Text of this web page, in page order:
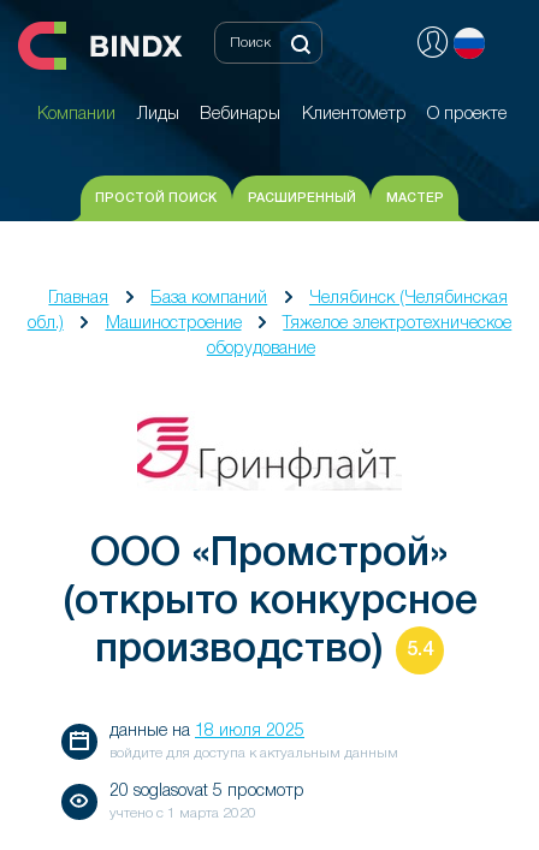
Компании Лиды Вебинары Клиентометр О проекте
Компании Лиды Вебинары Клиентометр О проекте
ПРОСТОЙ ПОИСК РАСШИРЕННЫЙ МАСТЕР
Главная База компаний
Челябинск (Челябинская
обл.)
Машиностроение
Тяжелое электротехническое
оборудование
ООО «Промстрой»
(открыто конкурсное
производство)
5.4
данные на 18 июля 2025
войдите для доступа к актуальным данным
20 soglasovat 5 просмотр
учтено с 1 марта 2020